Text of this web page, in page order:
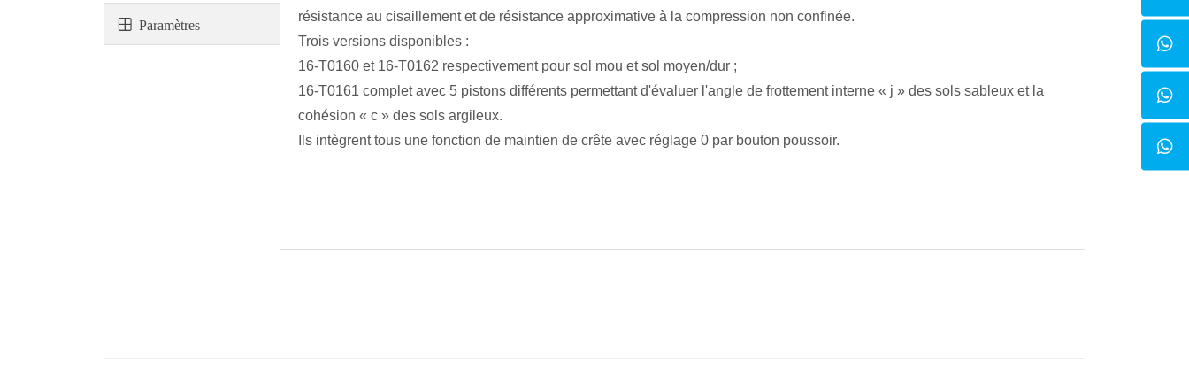
Paramètres
résistance au cisaillement et de résistance approximative à la compression non confinée.
Trois versions disponibles :
16-T0160 et 16-T0162 respectivement pour sol mou et sol moyen/dur ;
16-T0161 complet avec 5 pistons différents permettant d'évaluer l'angle de frottement interne « j » des sols sableux et la
cohésion « c » des sols argileux.
Ils intègrent tous une fonction de maintien de crête avec réglage 0 par bouton poussoir.